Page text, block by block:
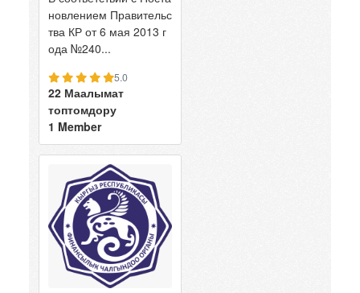
новлением Правительс
тва КР от 6 мая 2013 г
ода №240...
5.0
22 Маалымат
топтомдору
1 Member